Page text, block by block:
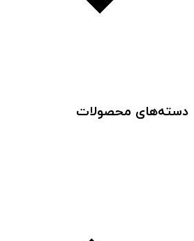
دسته‌های محصولات